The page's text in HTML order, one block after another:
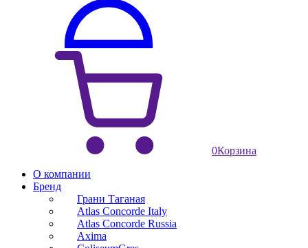
0Корзина
О компании
Бренд
Грани Таганая
Atlas Concorde Italy
Atlas Concorde Russia
Axima